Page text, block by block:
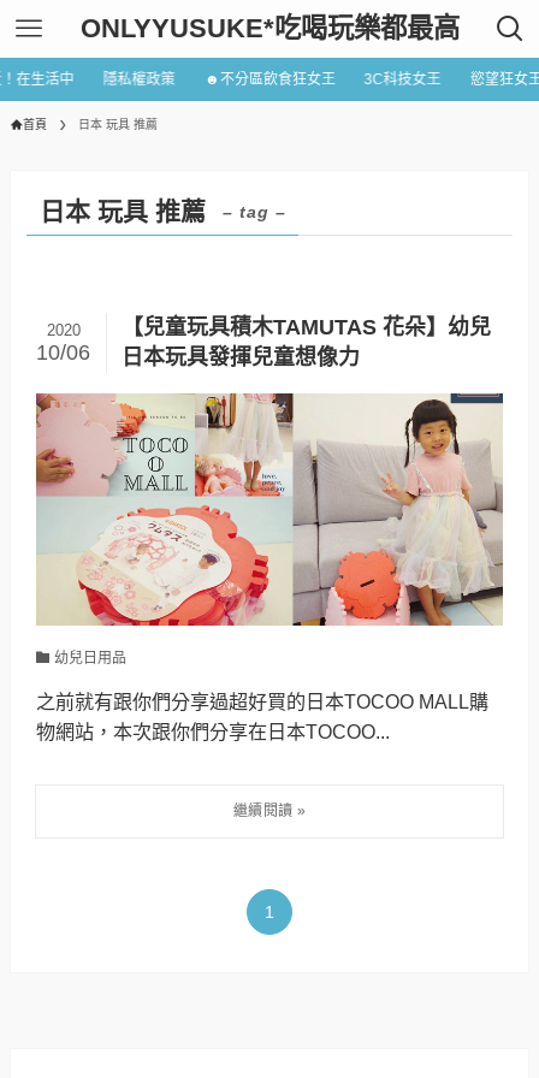
ONLYYUSUKE*吃喝玩樂都最高
在生活中 隱私權政策 ☻不分區飲食狂女王 3C科技女王 慾望狂女
首頁 日本 玩具 推薦
日本 玩具 推薦 – tag –
【兒童玩具積木TAMUTAS 花朵】幼兒
日本玩具發揮兒童想像力
2020
10/06
幼兒日用品
之前就有跟你們分享過超好買的日本TOCOO MALL購
物網站，本次跟你們分享在日本TOCOO...
1